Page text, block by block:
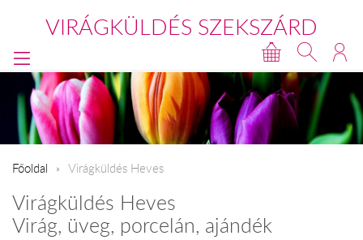
VIRÁGKÜLDÉS SZEKSZÁRD
Főoldal Virágküldés Heves
Virágküldés Heves
Virág, üveg, porcelán, ajándék